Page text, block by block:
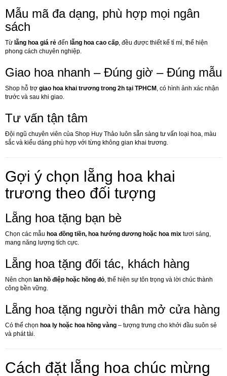
Mẫu mã đa dạng, phù hợp mọi ngân
sách
Từ lẵng hoa giá rẻ đến lẵng hoa cao cấp, đều được thiết kế tỉ mỉ, thể hiện
phong cách chuyên nghiệp.
Giao hoa nhanh – Đúng giờ – Đúng mẫu
Shop hỗ trợ giao hoa khai trương trong 2h tại TPHCM , có hình ảnh xác nhận
trước và sau khi giao.
Tư vấn tận tâm
Đội ngũ chuyên viên của Shop Huy Thảo luôn sẵn sàng tư vấn loại hoa, màu
sắc và kiểu dáng phù hợp với từng không gian khai trương.
Gợi ý chọn lẵng hoa khai
trương theo đối tượng
Lẵng hoa tặng bạn bè
Chọn các mẫu hoa đồng tiền, hoa hướng dương hoặc hoa mix tươi sáng,
mang năng lượng tích cực.
Lẵng hoa tặng đối tác, khách hàng
Nên chọn lan hồ điệp hoặc hồng đỏ, thể hiện sự tôn trọng và lời chúc thành
công bền vững.
Lẵng hoa tặng người thân mở cửa hàng
Có thể chọn hoa ly hoặc hoa hồng vàng – tượng trưng cho khởi đầu suôn sẻ
và phát tài.
Cách đặt lẵng hoa chúc mừng